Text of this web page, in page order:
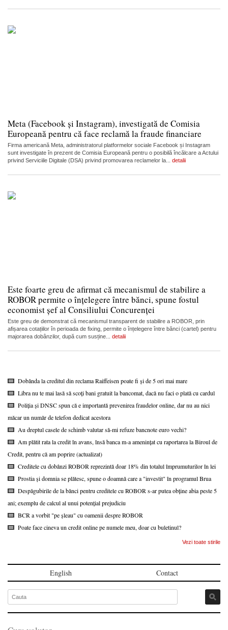
Meta (Facebook și Instagram), investigată de Comisia
Europeană pentru că face reclamă la fraude financiare
Firma americană Meta, administratorul platformelor sociale Facebook și Instagram
sunt investigate în prezent de Comisia Europeană pentru o posibilă încălcare a Actului
privind Serviciile Digitale (DSA) privind promovarea reclamelor la... detalii
Este foarte greu de afirmat că mecanismul de stabilire a
ROBOR permite o înțelegere între bănci, spune fostul
economist șef al Consiliului Concurenței
Este greu de demonstrat că mecanismul transparent de stabilire a ROBOR, prin
afișarea cotațiilor în perioada de fixing, permite o înțelegere între bănci (cartel) pentru
majorarea dobânzilor, după cum susține... detalii
Dobânda la creditul din reclama Raiffeisen poate fi și de 5 ori mai mare
Libra nu te mai lasă să scoți bani gratuit la bancomat, dacă nu faci o plată cu cardul
Poliția și DNSC spun că e importantă prevenirea fraudelor online, dar nu au nici
măcar un număr de telefon dedicat acestora
Au dreptul casele de schimb valutar să-mi refuze bancnote euro vechi?
Am plătit rata la credit în avans, însă banca m-a amenințat cu raportarea la Biroul de
Credit, pentru că am poprire (actualizat)
Creditele cu dobânzi ROBOR reprezintă doar 18% din totalul împrumuturilor în lei
Prostia și domnia se plătesc, spune o doamnă care a "investit" în programul Brua
Despăgubirile de la bănci pentru creditele cu ROBOR s-ar putea obține abia peste 5
ani; exemplu de calcul al unui potențial prejudiciu
BCR a vorbit "pe șleau" cu oamenii despre ROBOR
Poate face cineva un credit online pe numele meu, doar cu buletinul?
Vezi toate stirile
English Contact